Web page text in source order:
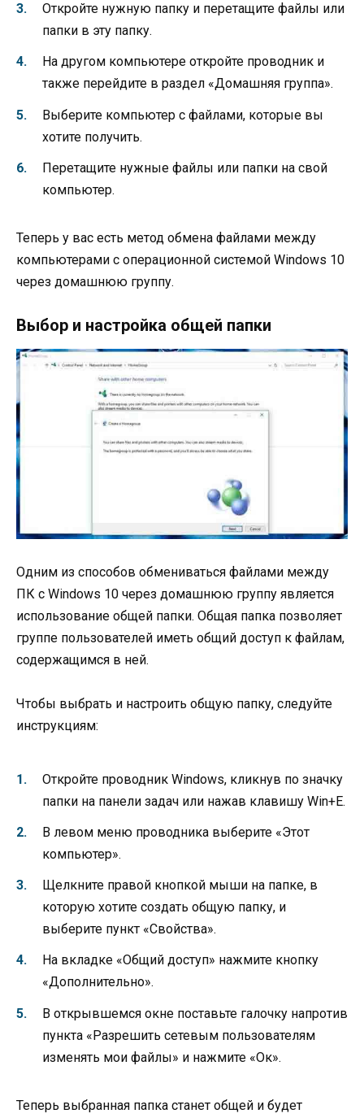
Откройте нужную папку и перетащите файлы или
папки в эту папку.
На другом компьютере откройте проводник и
также перейдите в раздел «Домашняя группа».
Выберите компьютер с файлами, которые вы
хотите получить.
Перетащите нужные файлы или папки на свой
компьютер.
Теперь у вас есть метод обмена файлами между
компьютерами с операционной системой Windows 10
через домашнюю группу.
Выбор и настройка общей папки
Одним из способов обмениваться файлами между
ПК с Windows 10 через домашнюю группу является
использование общей папки. Общая папка позволяет
группе пользователей иметь общий доступ к файлам,
содержащимся в ней.
Чтобы выбрать и настроить общую папку, следуйте
инструкциям:
Откройте проводник Windows, кликнув по значку
папки на панели задач или нажав клавишу Win+E.
В левом меню проводника выберите «Этот
компьютер».
Щелкните правой кнопкой мыши на папке, в
которую хотите создать общую папку, и
выберите пункт «Свойства».
На вкладке «Общий доступ» нажмите кнопку
«Дополнительно».
В открывшемся окне поставьте галочку напротив
пункта «Разрешить сетевым пользователям
изменять мои файлы» и нажмите «Ок».
Теперь выбранная папка станет общей и будет